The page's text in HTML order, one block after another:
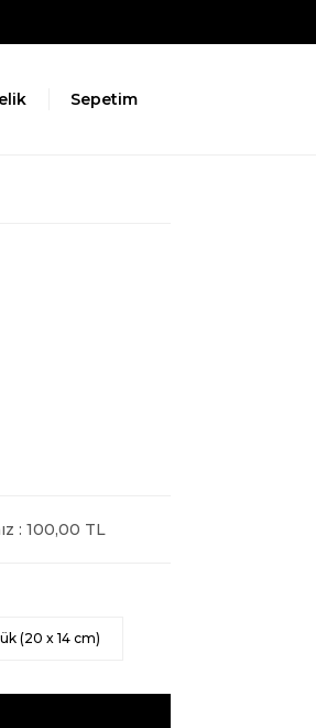
Sepetim
: 100,00 TL
(20 x 14 cm)